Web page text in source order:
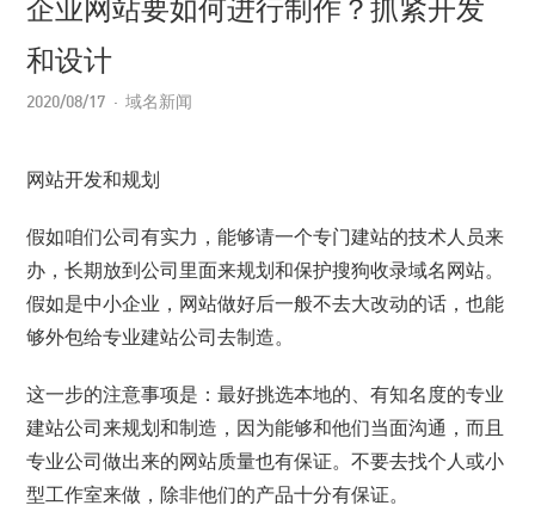
企业网站要如何进行制作？抓紧开发
和设计
2020/08/17 域名新闻
网站开发和规划
假如咱们公司有实力，能够请一个专门建站的技术人员来
办，长期放到公司里面来规划和保护搜狗收录域名网站。
假如是中小企业，网站做好后一般不去大改动的话，也能
够外包给专业建站公司去制造。
这一步的注意事项是：最好挑选本地的、有知名度的专业
建站公司来规划和制造，因为能够和他们当面沟通，而且
专业公司做出来的网站质量也有保证。不要去找个人或小
型工作室来做，除非他们的产品十分有保证。